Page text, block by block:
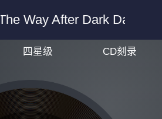
搜索
The Way After Dark Dat
四星级 CD刻录